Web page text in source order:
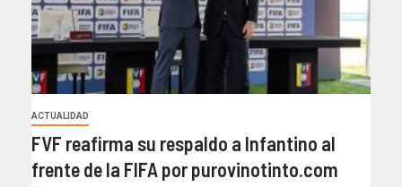
ACTUALIDAD
FVF reafirma su respaldo a Infantino al
frente de la FIFA por purovinotinto.com